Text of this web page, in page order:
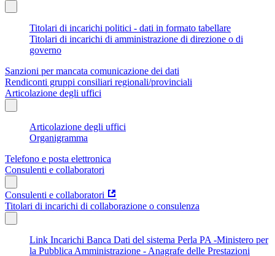
Titolari di incarichi politici - dati in formato tabellare
Titolari di incarichi di amministrazione di direzione o di
governo
Sanzioni per mancata comunicazione dei dati
Rendiconti gruppi consiliari regionali/provinciali
Articolazione degli uffici
Articolazione degli uffici
Organigramma
Telefono e posta elettronica
Consulenti e collaboratori
Consulenti e collaboratori
Titolari di incarichi di collaborazione o consulenza
Link Incarichi Banca Dati del sistema Perla PA -Ministero per
la Pubblica Amministrazione - Anagrafe delle Prestazioni